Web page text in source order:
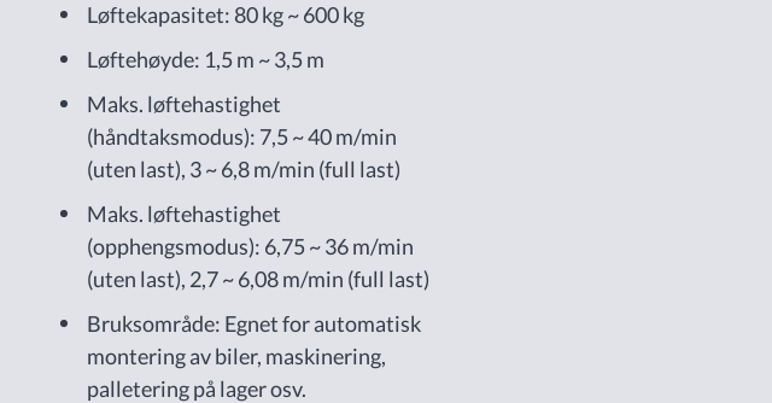
Løftekapasitet: 80 kg ~ 600 kg
Løftehøyde: 1,5 m ~ 3,5 m
Maks. løftehastighet
(håndtaksmodus): 7,5 ~ 40 m/min
(uten last), 3 ~ 6,8 m/min (full last)
Maks. løftehastighet
(opphengsmodus): 6,75 ~ 36 m/min
(uten last), 2,7 ~ 6,08 m/min (full last)
Bruksområde: Egnet for automatisk
montering av biler, maskinering,
palletering på lager osv.